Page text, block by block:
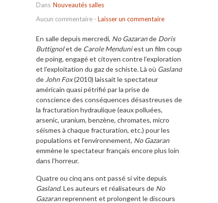
Dans Nouveautés salles
Aucun commentaire - Laisser un commentaire
En salle depuis mercredi, No Gazarande Doris
Buttignolet de Carole Menduniest un film coup
de poing, engagé et citoyen contre l’exploration
et l’exploitation du gaz de schiste. Là où Gasland
de John Fox(2010) laissait le spectateur
américain quasi pétrifié par la prise de
conscience des conséquences désastreuses de
la fracturation hydraulique (eaux polluées,
arsenic, uranium, benzène, chromates, micro
séismes à chaque fracturation, etc.) pour les
populations et l’environnement, No Gazaran
emmène le spectateur français encore plus loin
dans l’horreur.
Quatre ou cinq ans ont passé si vite depuis
Gasland. Les auteurs et réalisateurs de No
Gazaranreprennent et prolongent le discours